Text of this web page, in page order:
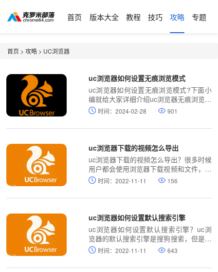
首页 版本大全 教程 技巧 攻略 专题
首页 > 攻略 > UC浏览器
uc浏览器如何设置无痕浏览模式
uc浏览器如何设置无痕浏览模式?下面小
编就给大家详细介绍uc浏览器无痕浏览模
式设置教程，大家一起来学习吧。
时间：2024-02-28 901
uc浏览器下载的视频怎么导出
uc浏览器下载的视频怎么导出？很多时候
用户都会使用浏览器下载视频和文件，那
么用户已经下载的视频要如何导出呢，这
下去吧，
时间：2022-11-11 156
uc浏览器如何设置默认搜索引擎
uc浏览器如何设置默认搜索引擎？uc浏
览器的默认搜索引擎是搜狗搜索，但是有
些朋友使用不惯搜狗搜索引擎的话该怎么
时间：2022-11-11 643